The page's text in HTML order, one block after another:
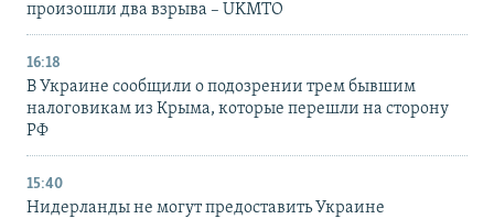
произошли два взрыва – UKMTO
16:18
В Украине сообщили о подозрении трем бывшим
налоговикам из Крыма, которые перешли на сторону
РФ
15:40
Нидерланды не могут предоставить Украине